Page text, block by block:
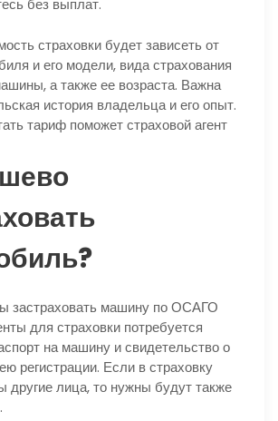
без выплат.
страховки будет зависеть от
и его модели, вида страхования
а также ее возраста. Важна
история владельца и его опыт.
тариф поможет страховой агент
застраховать машину по ОСАГО
для страховки потребуется
на машину и свидетельство о
регистрации. Если в страховку
другие лица, то нужны будут также